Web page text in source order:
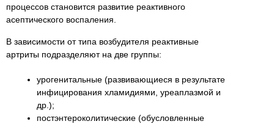
процессов становится развитие реактивного
асептического воспаления.
В зависимости от типа возбудителя реактивные
артриты подразделяют на две группы:
урогенитальные (развивающиеся в результате
инфицирования хламидиями, уреаплазмой и
др.);
постэнтероколитические (обусловленные